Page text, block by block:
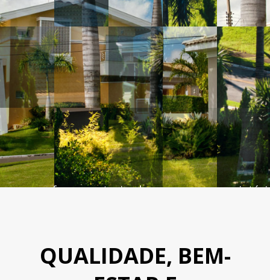
espaço foram autorizadas por seus
QUALIDADE, BEM-